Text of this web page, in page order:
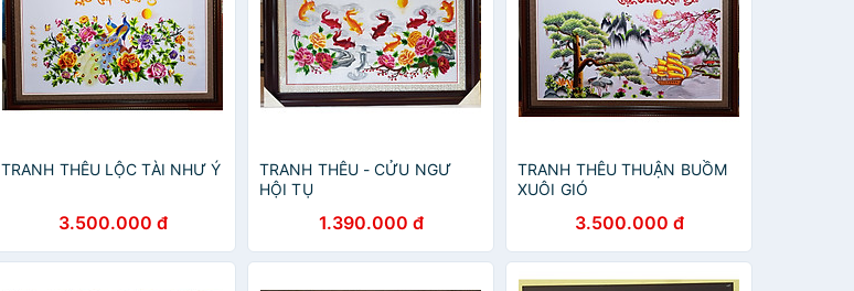
TRANH THÊU LỘC TÀI NHƯ Ý
3.500.000 đ
TRANH THÊU - CỬU NGƯ
HỘI TỤ
1.390.000 đ
TRANH THÊU THUẬN BUỒM
XUÔI GIÓ
3.500.000 đ